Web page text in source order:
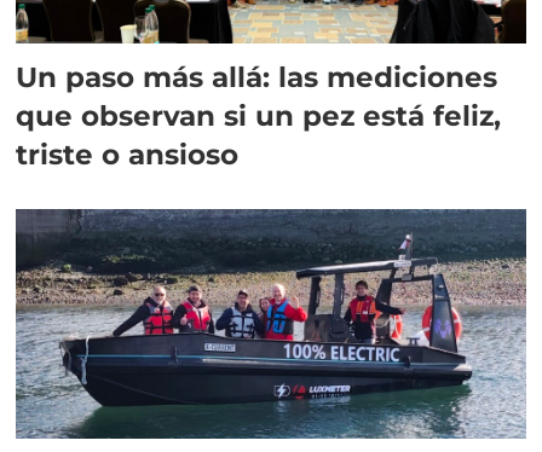
Un paso más allá: las mediciones
que observan si un pez está feliz,
triste o ansioso